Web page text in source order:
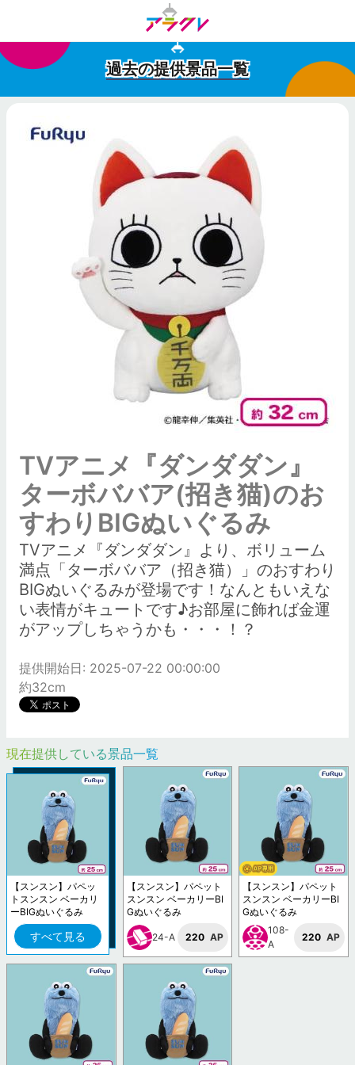
過去の提供景品一覧
TVアニメ『ダンダダン』
ターボババア(招き猫)のお
すわりBIGぬいぐるみ
TVアニメ『ダンダダン』より、ボリューム
満点「ターボババア（招き猫）」のおすわり
BIGぬいぐるみが登場です！なんともいえな
い表情がキュートです♪お部屋に飾れば金運
がアップしちゃうかも・・・！？
提供開始日: 2025-07-22 00:00:00
約32cm
現在提供している景品一覧
【スンスン】パペッ
トスンスン ベーカリ
ーBIGぬいぐるみ
すべて見る
【スンスン】パペット
スンスン ベーカリーBI
Gぬいぐるみ
24-A 220 AP
【スンスン】パペット
スンスン ベーカリーBI
Gぬいぐるみ
108-
A
220 AP